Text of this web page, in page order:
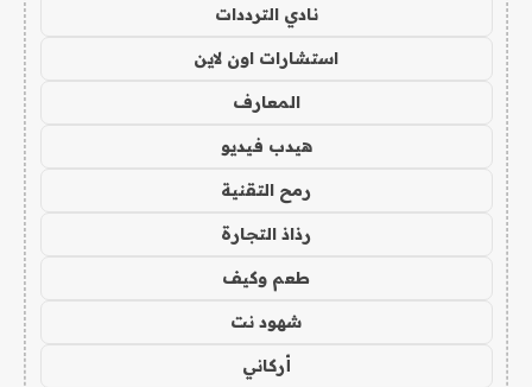
نادي الترددات
استشارات اون لاين
المعارف
هيدب فيديو
رمح التقنية
رذاذ التجارة
طعم وكيف
شهود نت
أركاني